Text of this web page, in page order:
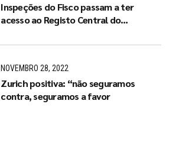
Inspeções do Fisco passam a ter
acesso ao Registo Central do
NOVEMBRO 28, 2022
Zurich positiva: “não seguramos
contra, seguramos a favor